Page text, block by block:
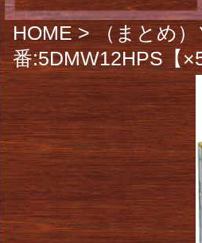
HOME > （まとめ
番:5DMW12HPS【